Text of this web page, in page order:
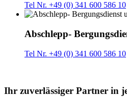
Tel Nr. +49 (0) 341 600 586 10
Abschlepp-
Tel Nr. +49 (0) 341 600 586 10
Ihr zuverlässiger Partner in